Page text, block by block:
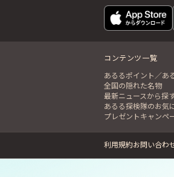
コンテンツ一覧
あるるポイント／あ
全国の隠れた名物
最新ニュースから探
あるる探検隊のお気
プレゼントキャンペ
利用規約お問い合わ